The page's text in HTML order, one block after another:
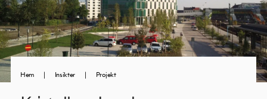
Hem | Insikter | Projekt